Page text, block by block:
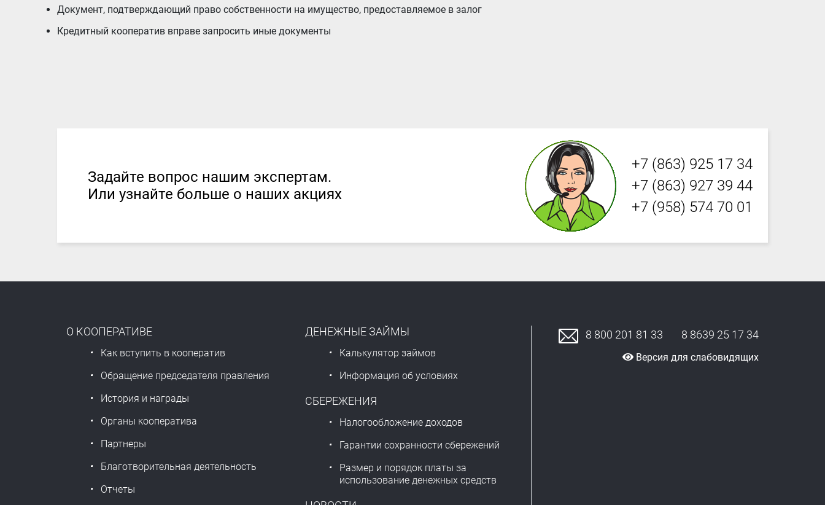
Документ, подтверждающий право собственности на имущество, предоставляемое в залог
Кредитный кооператив вправе запросить иные документы
Задайте вопрос нашим экспертам.
Или узнайте больше о наших акциях
+7 (863) 925 17 34
+7 (863) 927 39 44
+7 (958) 574 70 01
О КООПЕРАТИВЕ
Как вступить в кооператив
Обращение председателя правления
История и награды
Органы кооператива
Партнеры
Благотворительная деятельность
Отчеты
ДЕНЕЖНЫЕ ЗАЙМЫ
Калькулятор займов
Информация об условиях
СБЕРЕЖЕНИЯ
Налогообложение доходов
Гарантии сохранности сбережений
Размер и порядок платы за
использование денежных средств
8 800 201 81 33 8 8639 25 17 34
Версия для слабовидящих